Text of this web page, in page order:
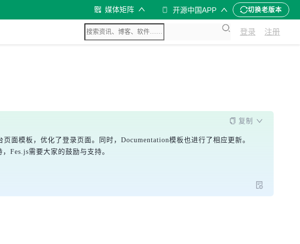
媒体矩阵 开源中国APP 切换老版本
登录 注册
复制
面模板，优化了登录页面。同时，Documentation模板也进行了相应更新。
Fes.js需要大家的鼓励与支持。